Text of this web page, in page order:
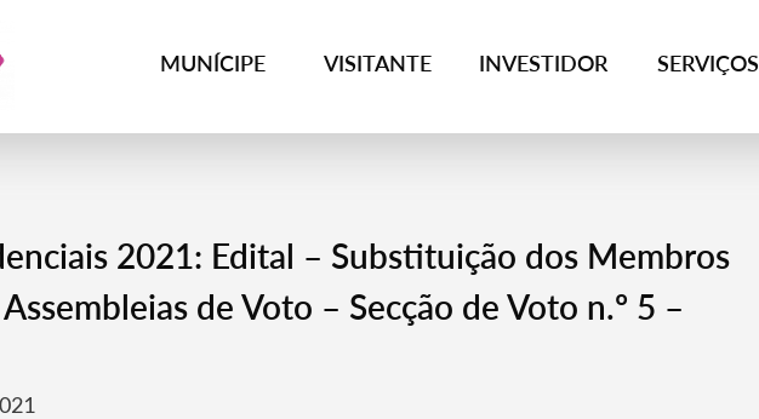
MUNÍCIPE VISITANTE INVESTIDOR SERVIÇOS
2021: Edital – Substituição dos Membros
de Voto – Secção de Voto n.º 5 –